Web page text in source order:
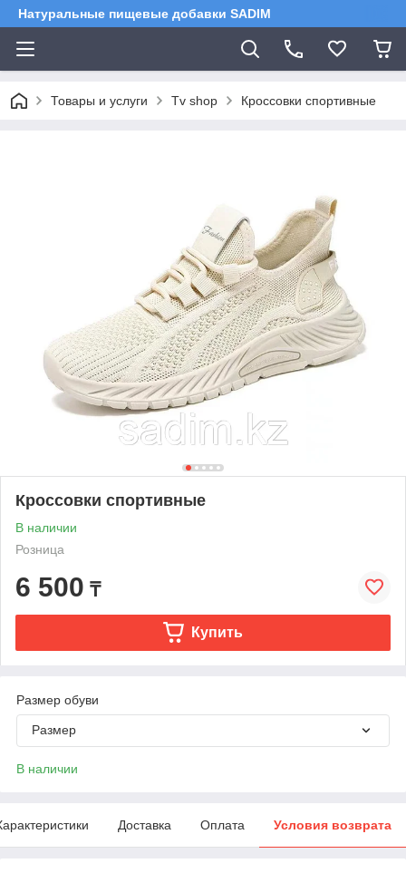
Натуральные пищевые добавки SADIM
Товары и услуги Tv shop Кроссовки спортивные
Кроссовки спортивные
В наличии
Розница
6 500 ₸
Купить
Размер обуви
Размер
В наличии
Доставка Оплата Условия возврата